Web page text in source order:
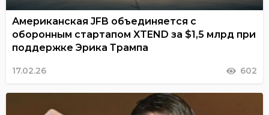
Американская JFB объединяется с
оборонным стартапом XTEND за $1,5 млрд при
поддержке Эрика Трампа
17.02.26 602